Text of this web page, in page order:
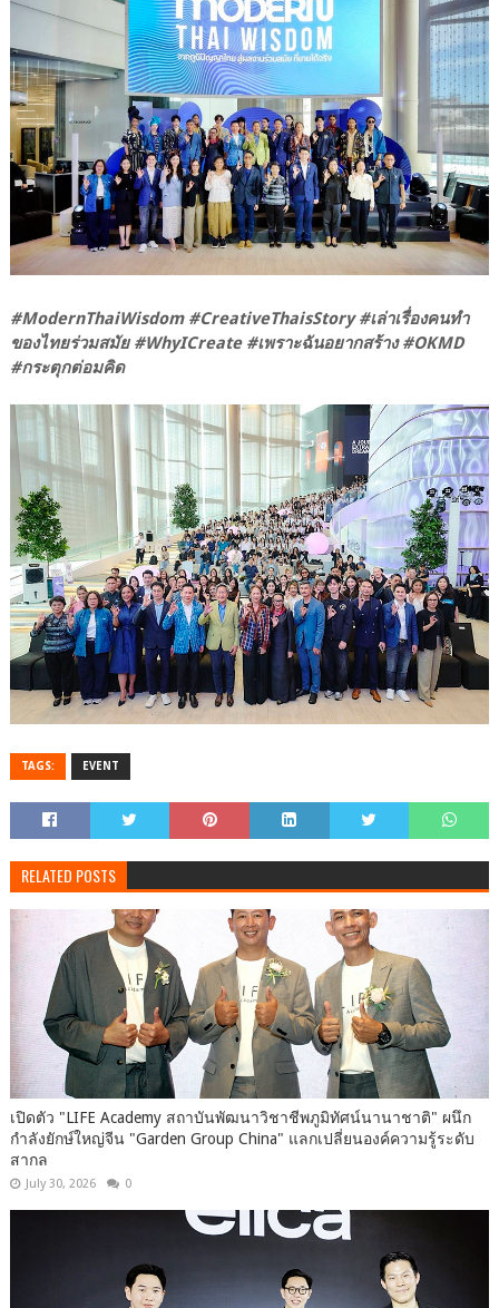
#ModernThaiWisdom #CreativeThaisStory #เล่าเรื่องคนทำ
ของไทยร่วมสมัย #WhyICreate #เพราะฉันอยากสร้าง #OKMD
#กระตุกต่อมคิด
TAGS: EVENT
RELATED POSTS
เปิด​ตัว​ "LIFE Academy สถาบันพัฒนาวิชาชีพภูมิทัศน์นานาชาติ" ผนึก
กำลังยักษ์ใหญ่จีน "Garden Group China" แลกเปลี่ยนองค์ความรู้ระดับ
สากล
July 30, 2026 0